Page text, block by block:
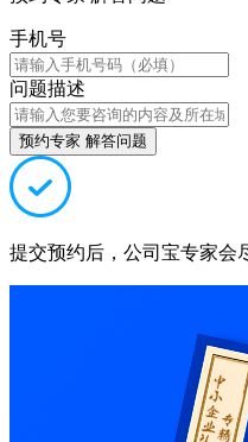
手机号
问题描述
预约专家 解答问题
提交预约后，公司宝专家会